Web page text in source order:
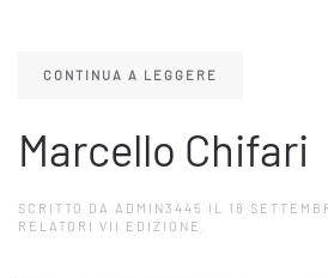
CONTINUA A LEGGERE
Marcello Chifari
SCRITTO DA ADMIN3445 IL 18
RELATORI VII EDIZIONE